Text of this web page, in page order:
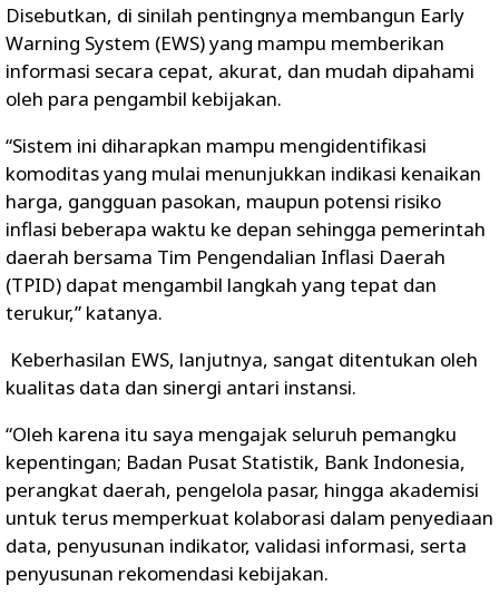
Disebutkan, di sinilah pentingnya membangun Early
Warning System (EWS) yang mampu memberikan
informasi secara cepat, akurat, dan mudah dipahami
oleh para pengambil kebijakan.
“Sistem ini diharapkan mampu mengidentifikasi
komoditas yang mulai menunjukkan indikasi kenaikan
harga, gangguan pasokan, maupun potensi risiko
inflasi beberapa waktu ke depan sehingga pemerintah
daerah bersama Tim Pengendalian Inflasi Daerah
(TPID) dapat mengambil langkah yang tepat dan
terukur,” katanya.
Keberhasilan EWS, lanjutnya, sangat ditentukan oleh
kualitas data dan sinergi antari instansi.
“Oleh karena itu saya mengajak seluruh pemangku
kepentingan; Badan Pusat Statistik, Bank Indonesia,
perangkat daerah, pengelola pasar, hingga akademisi
untuk terus memperkuat kolaborasi dalam penyediaan
data, penyusunan indikator, validasi informasi, serta
penyusunan rekomendasi kebijakan.